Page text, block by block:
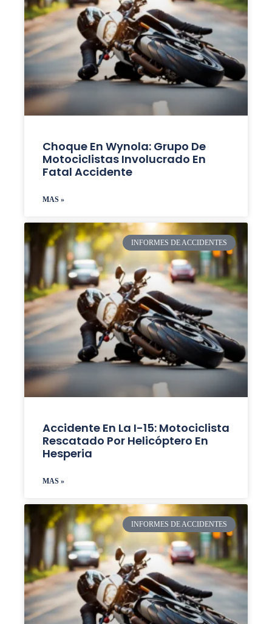
Choque En Wynola: Grupo De
Motociclistas Involucrado En
Fatal Accidente
MAS »
INFORMES DE ACCIDENTES
Accidente En La I-15: Motociclista
Rescatado Por Helicóptero En
Hesperia
MAS »
INFORMES DE ACCIDENTES